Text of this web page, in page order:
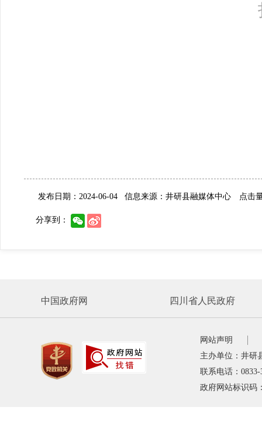
发布日期：2024-06-04 信息来源：井研县融媒体中心 点击
分享到：
中国政府网 四川省人民政府
网站声明
主办单位：井研
联系电话：
政府网站标识码